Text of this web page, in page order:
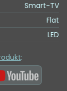
Smart-TV
Flat
LED
: